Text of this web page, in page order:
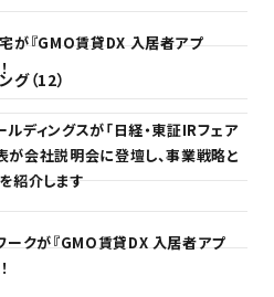
（12）
が『GMO賃貸DX 入居者アプ
ディングスが「日経・東証IRフェア
が会社説明会に登壇し、事業戦略と
紹介します
ークが『GMO賃貸DX 入居者アプ